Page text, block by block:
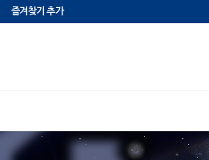
즐겨찾기 추가